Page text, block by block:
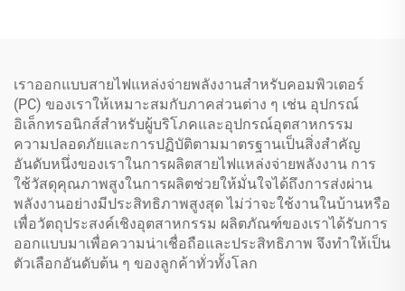
เราออกแบบสายไฟแหล่งจ่ายพลังงานสำหรับคอมพิวเตอร์
(PC) ของเราให้เหมาะสมกับภาคส่วนต่าง ๆ เช่น อุปกรณ์
อิเล็กทรอนิกส์สำหรับผู้บริโภคและอุปกรณ์อุตสาหกรรม
ความปลอดภัยและการปฏิบัติตามมาตรฐานเป็นสิ่งสำคัญ
อันดับหนึ่งของเราในการผลิตสายไฟแหล่งจ่ายพลังงาน การ
ใช้วัสดุคุณภาพสูงในการผลิตช่วยให้มั่นใจได้ถึงการส่งผ่าน
พลังงานอย่างมีประสิทธิภาพสูงสุด ไม่ว่าจะใช้งานในบ้านหรือ
เพื่อวัตถุประสงค์เชิงอุตสาหกรรม ผลิตภัณฑ์ของเราได้รับการ
ออกแบบมาเพื่อความน่าเชื่อถือและประสิทธิภาพ จึงทำให้เป็น
ตัวเลือกอันดับต้น ๆ ของลูกค้าทั่วทั้งโลก